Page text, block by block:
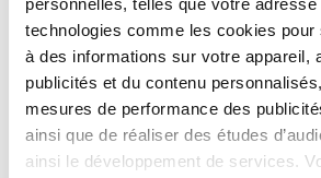
personnelles, telles que votre adresse
technologies comme les cookies
à des informations sur votre appareil,
publicités et du contenu
mesures de performance des
ainsi que de réaliser des études
ainsi le développement de services.
dans l’espace mondial.